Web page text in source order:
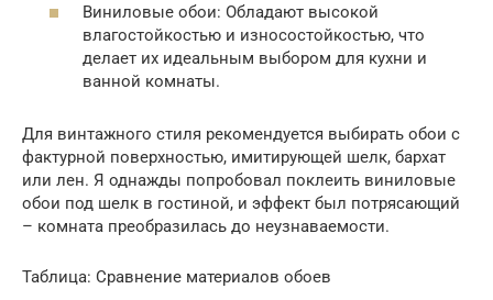
Виниловые обои: Обладают высокой
влагостойкостью и износостойкостью, что
делает их идеальным выбором для кухни и
ванной комнаты.
Для винтажного стиля рекомендуется выбирать обои с
фактурной поверхностью, имитирующей шелк, бархат
или лен. Я однажды попробовал поклеить виниловые
обои под шелк в гостиной, и эффект был потрясающий
– комната преобразилась до неузнаваемости.
Таблица: Сравнение материалов обоев